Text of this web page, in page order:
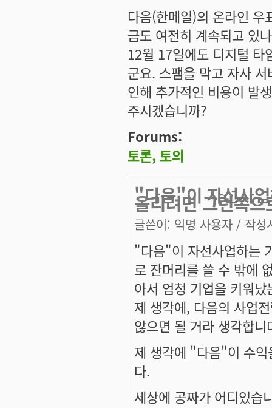
다음(한메일)의 온라인
금도 여전히 계속되고 있
12월 17일에도 디지털 타
군요. 스팸을 막고 자사
인해 추가적인 비용이 발
주시겠습니까?
Forums:
토론, 토의
"다음"이 자선사
올리려면 그런쪽으
글쓴이: 익명 사용자 / 작성
"다음"이 자선사업하는
로 잔머리를 쓸 수 밖에
아서 엄청 기업을 키워
제 생각에, 다음의 사업
않으면 될 거라 생각합니
제 생각에 "다음"이 수익
다.
세상에 공짜가 어디있습